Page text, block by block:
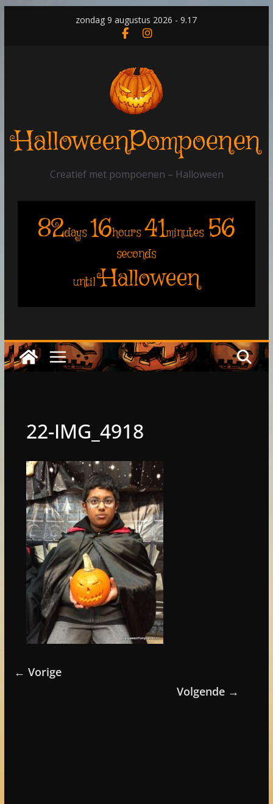
zondag 9 augustus 2026 - 9.17
HalloweenPompoenen
Creatief met pompoenen – Halloween
82days 16hours 41minutes 56
seconds
until Halloween
22-IMG_4918
← Vorige
Volgende →